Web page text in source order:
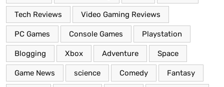
Tech Reviews Video Gaming Reviews
PC Games Console Games Playstation
Blogging Xbox Adventure Space
Game News science Comedy Fantasy